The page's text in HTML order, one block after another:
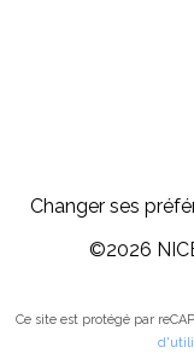
Changer ses
©2026
Ce site est protégé par